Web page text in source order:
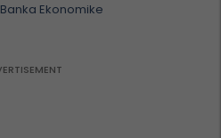
Banka Ekonomike